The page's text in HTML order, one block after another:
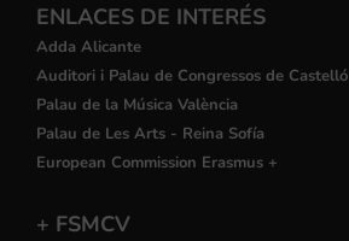
ENLACES DE INTERÉS
Adda Alicante
Auditori i Palau de Congressos de Castelló
Palau de la Música València
Palau de Les Arts - Reina Sofía
European Commission Erasmus +
+ FSMCV